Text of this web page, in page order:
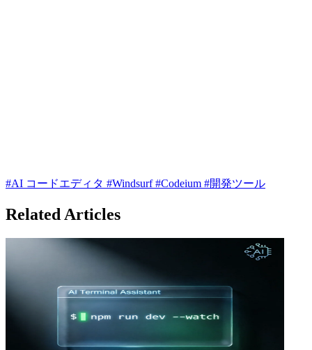
#AI コードエディタ #Windsurf#Codeium #開発ツール
Related Articles